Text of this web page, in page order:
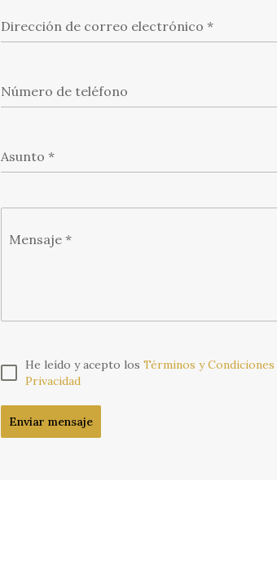
Dirección de correo electrónico *
Número de teléfono
Asunto *
Mensaje *
He leído y acepto los Términos y Condiciones
Privacidad
Enviar mensaje